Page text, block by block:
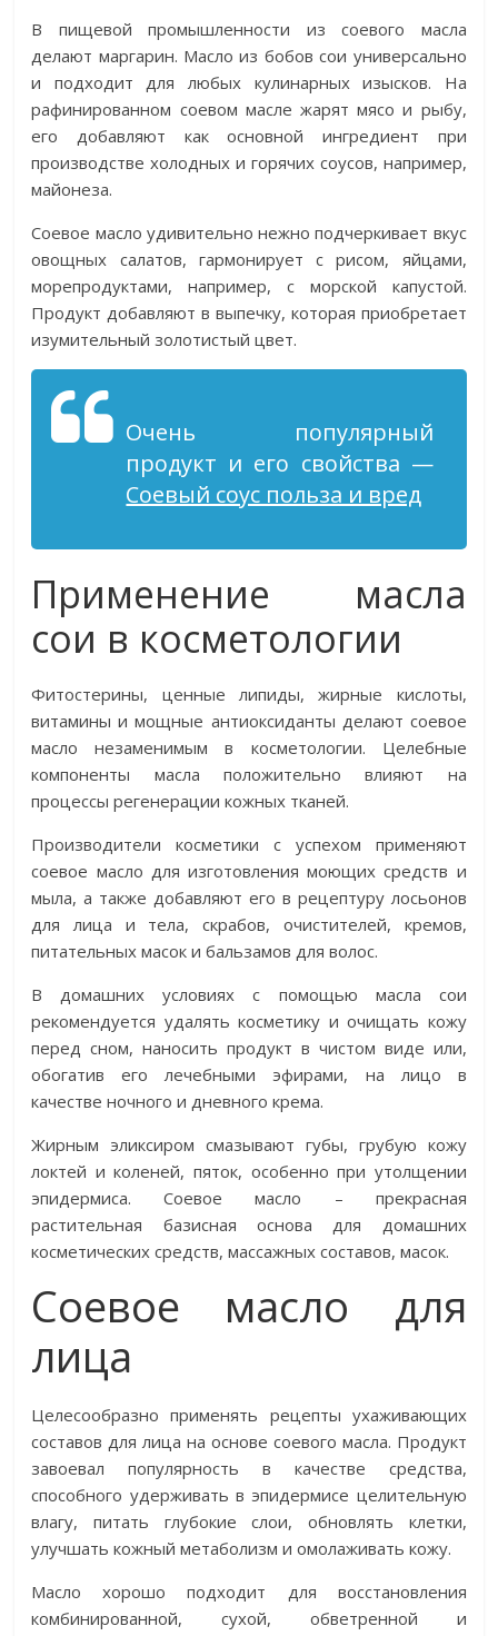
В пищевой промышленности из соевого масла
делают маргарин. Масло из бобов сои универсально
и подходит для любых кулинарных изысков. На
рафинированном соевом масле жарят мясо и рыбу,
его добавляют как основной ингредиент при
производстве холодных и горячих соусов, например,
майонеза.
Соевое масло удивительно нежно подчеркивает вкус
овощных салатов, гармонирует с рисом, яйцами,
морепродуктами, например, с морской капустой.
Продукт добавляют в выпечку, которая приобретает
изумительный золотистый цвет.
Очень популярный
продукт и его свойства —
Соевый соус польза и вред
Применение масла
сои в косметологии
Фитостерины, ценные липиды, жирные кислоты,
витамины и мощные антиоксиданты делают соевое
масло незаменимым в косметологии. Целебные
компоненты масла положительно влияют на
процессы регенерации кожных тканей.
Производители косметики с успехом применяют
соевое масло для изготовления моющих средств и
мыла, а также добавляют его в рецептуру лосьонов
для лица и тела, скрабов, очистителей, кремов,
питательных масок и бальзамов для волос.
В домашних условиях с помощью масла сои
рекомендуется удалять косметику и очищать кожу
перед сном, наносить продукт в чистом виде или,
обогатив его лечебными эфирами, на лицо в
качестве ночного и дневного крема.
Жирным эликсиром смазывают губы, грубую кожу
локтей и коленей, пяток, особенно при утолщении
эпидермиса. Соевое масло – прекрасная
растительная базисная основа для домашних
косметических средств, массажных составов, масок.
Соевое масло для
лица
Целесообразно применять рецепты ухаживающих
составов для лица на основе соевого масла. Продукт
завоевал популярность в качестве средства,
способного удерживать в эпидермисе целительную
влагу, питать глубокие слои, обновлять клетки,
улучшать кожный метаболизм и омолаживать кожу.
Масло хорошо подходит для восстановления
комбинированной, сухой, обветренной и